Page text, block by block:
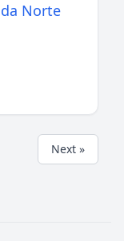
Norte
Next »